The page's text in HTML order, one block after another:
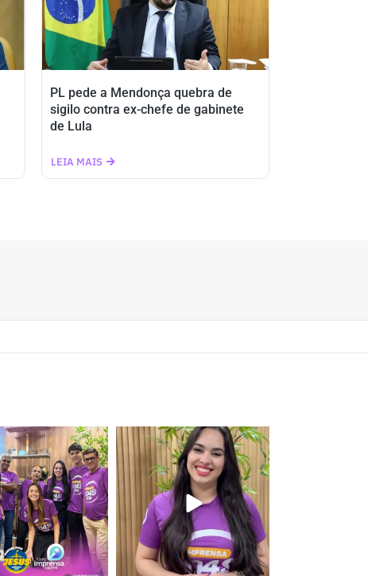
PL pede a Mendonça quebra de
sigilo contra ex-chefe de gabinete
de Lula
LEIA MAIS